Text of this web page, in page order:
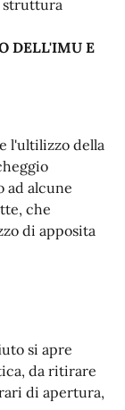
struttura
DELL'IMU E
l'ultilizzo della
ad alcune
che
di apposita
si apre
da ritirare
di apertura,